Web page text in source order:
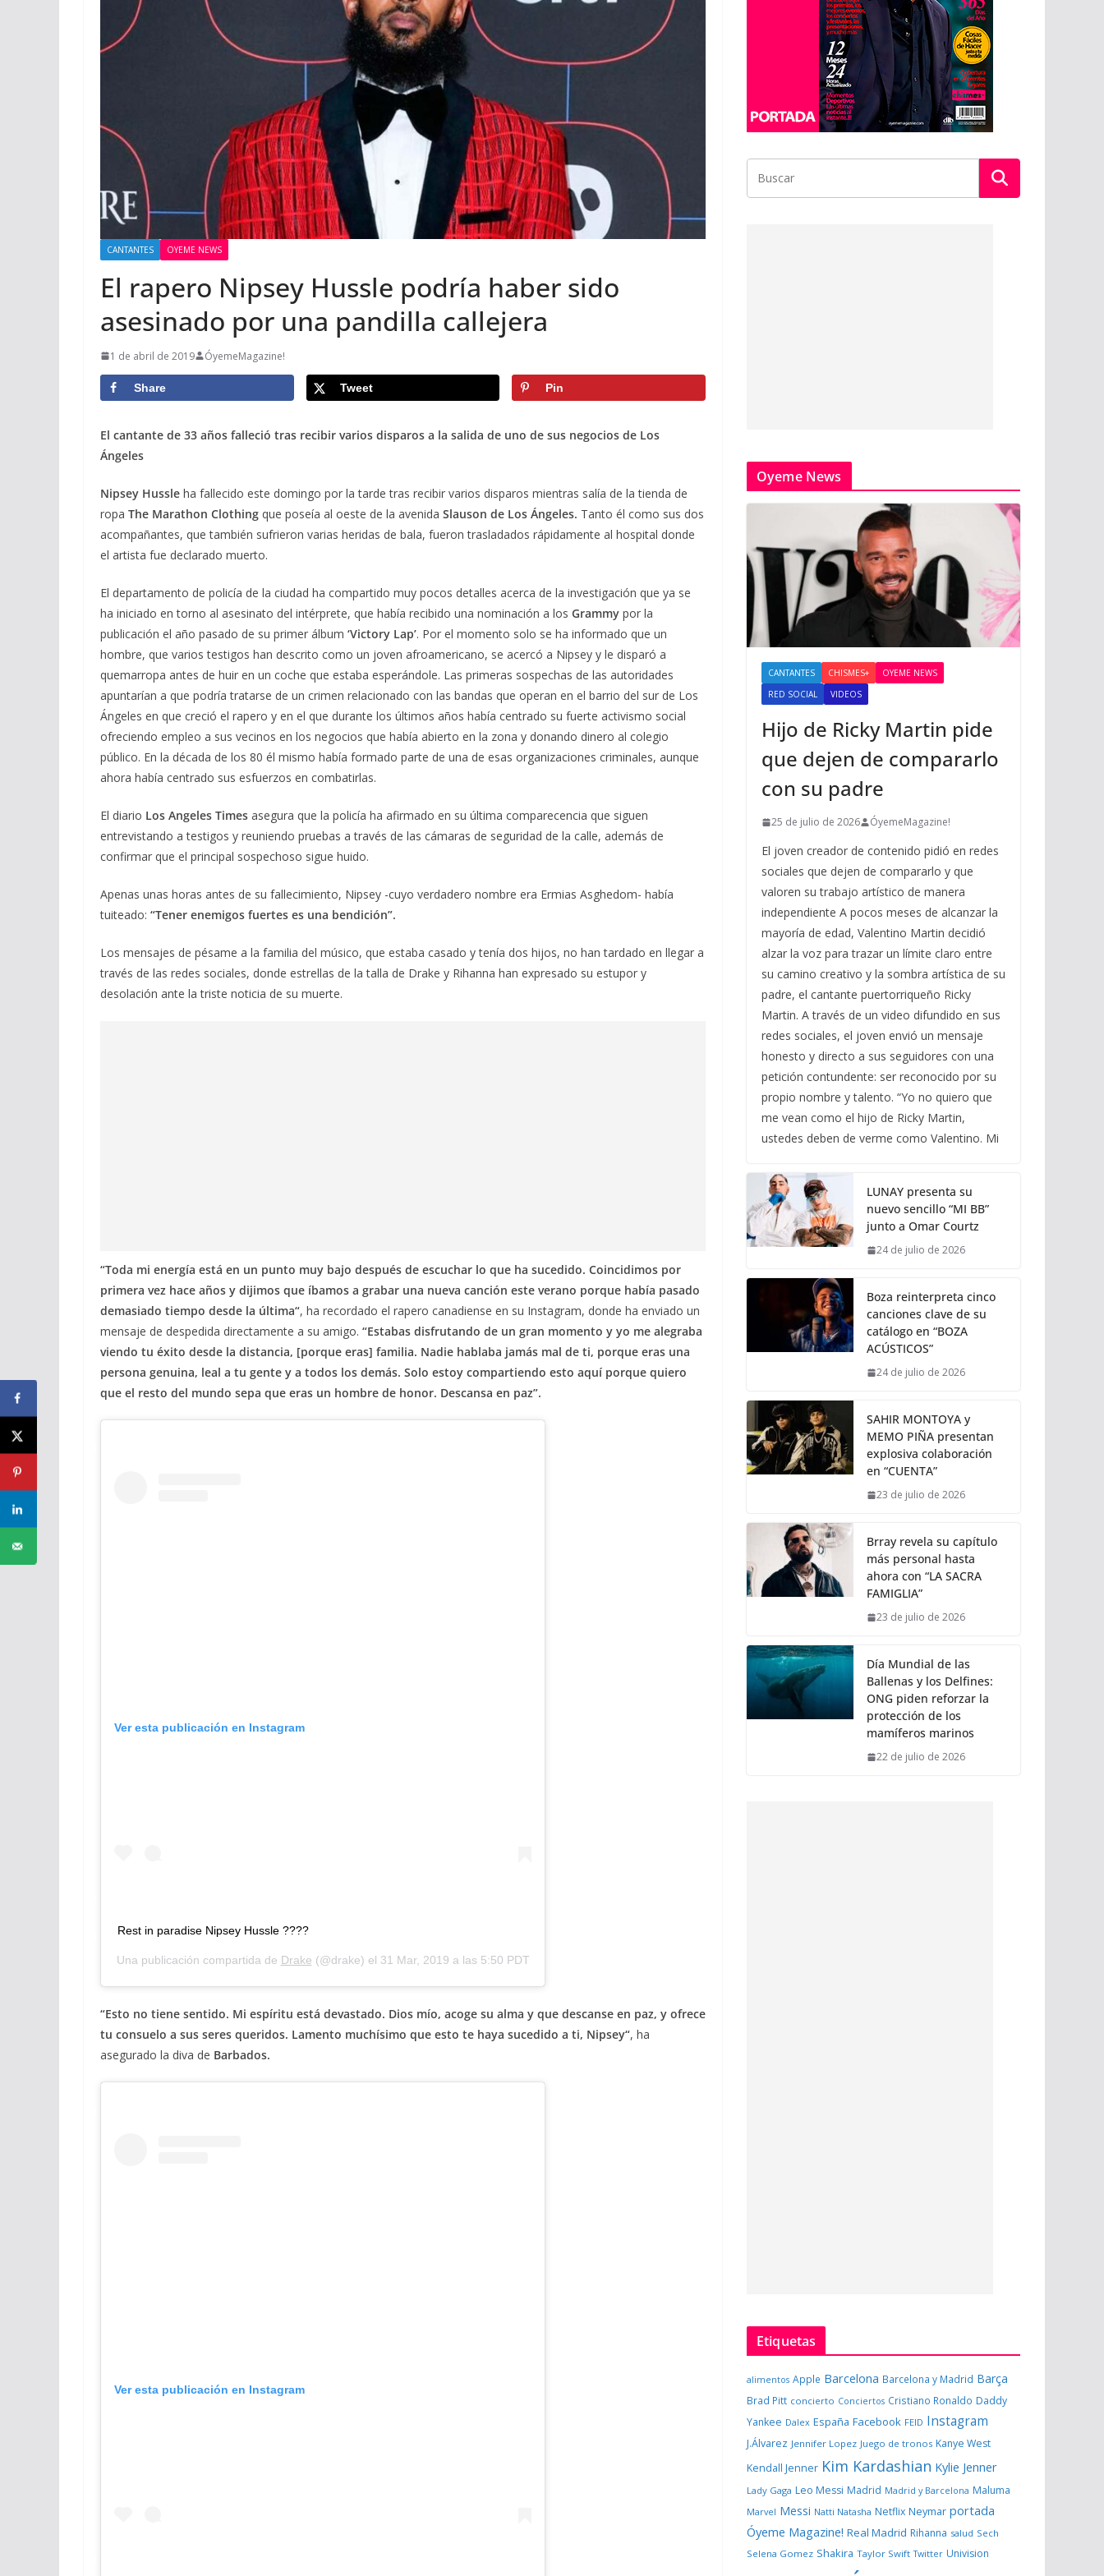
CANTANTES OYEME NEWS
El rapero Nipsey Hussle podría haber sido
asesinado por una pandilla callejera
1 de abril de 2019 ÓyemeMagazine!
Share Tweet Pin
El cantante de 33 años falleció tras recibir varios disparos a la salida de uno de sus negocios de Los
Ángeles
Nipsey Hussle ha fallecido este domingo por la tarde tras recibir varios disparos mientras salía de la tienda de
ropa The Marathon Clothing que poseía al oeste de la avenida Slauson de Los Ángeles. Tanto él como sus dos
acompañantes, que también sufrieron varias heridas de bala, fueron trasladados rápidamente al hospital donde
el artista fue declarado muerto.
El departamento de policía de la ciudad ha compartido muy pocos detalles acerca de la investigación que ya se
ha iniciado en torno al asesinato del intérprete, que había recibido una nominación a los Grammy por la
publicación el año pasado de su primer álbum ‘Victory Lap’. Por el momento solo se ha informado que un
hombre, que varios testigos han descrito como un joven afroamericano, se acercó a Nipsey y le disparó a
quemarropa antes de huir en un coche que estaba esperándole. Las primeras sospechas de las autoridades
apuntarían a que podría tratarse de un crimen relacionado con las bandas que operan en el barrio del sur de Los
Ángeles en que creció el rapero y en el que durante los últimos años había centrado su fuerte activismo social
ofreciendo empleo a sus vecinos en los negocios que había abierto en la zona y donando dinero al colegio
público. En la década de los 80 él mismo había formado parte de una de esas organizaciones criminales, aunque
ahora había centrado sus esfuerzos en combatirlas.
El diario Los Angeles Times asegura que la policía ha afirmado en su última comparecencia que siguen
entrevistando a testigos y reuniendo pruebas a través de las cámaras de seguridad de la calle, además de
confirmar que el principal sospechoso sigue huido.
Apenas unas horas antes de su fallecimiento, Nipsey -cuyo verdadero nombre era Ermias Asghedom- había
tuiteado: “Tener enemigos fuertes es una bendición”.
Los mensajes de pésame a la familia del músico, que estaba casado y tenía dos hijos, no han tardado en llegar a
través de las redes sociales, donde estrellas de la talla de Drake y Rihanna han expresado su estupor y
desolación ante la triste noticia de su muerte.
“Toda mi energía está en un punto muy bajo después de escuchar lo que ha sucedido. Coincidimos por
primera vez hace años y dijimos que íbamos a grabar una nueva canción este verano porque había pasado
demasiado tiempo desde la última“, ha recordado el rapero canadiense en su Instagram, donde ha enviado un
mensaje de despedida directamente a su amigo. “Estabas disfrutando de un gran momento y yo me alegraba
viendo tu éxito desde la distancia, [porque eras] familia. Nadie hablaba jamás mal de ti, porque eras una
persona genuina, leal a tu gente y a todos los demás. Solo estoy compartiendo esto aquí porque quiero
que el resto del mundo sepa que eras un hombre de honor. Descansa en paz”.
Ver esta publicación en Instagram
Rest in paradise Nipsey Hussle ????
Una publicación compartida de Drake (@drake) el 31 Mar, 2019 a las 5:50 PDT
“Esto no tiene sentido. Mi espíritu está devastado. Dios mío, acoge su alma y que descanse en paz, y ofrece
tu consuelo a sus seres queridos. Lamento muchísimo que esto te haya sucedido a ti, Nipsey“, ha
asegurado la diva de Barbados.
Ver esta publicación en Instagram
Oyeme News
CANTANTES CHISMES+
OYEME NEWS
RED SOCIAL
VIDEOS
Hijo de Ricky Martin pide
que dejen de compararlo
con su padre
25 de julio de 2026 ÓyemeMagazine!
El joven creador de contenido pidió en redes
sociales que dejen de compararlo y que
valoren su trabajo artístico de manera
independiente A pocos meses de alcanzar la
mayoría de edad, Valentino Martin decidió
alzar la voz para trazar un límite claro entre
su camino creativo y la sombra artística de su
padre, el cantante puertorriqueño Ricky
Martin. A través de un video difundido en sus
redes sociales, el joven envió un mensaje
honesto y directo a sus seguidores con una
petición contundente: ser reconocido por su
propio nombre y talento. “Yo no quiero que
me vean como el hijo de Ricky Martin,
ustedes deben de verme como Valentino. Mi
LUNAY presenta su
nuevo sencillo “MI BB”
junto a Omar Courtz
24 de julio de 2026
Boza reinterpreta cinco
canciones clave de su
catálogo en “BOZA
ACÚSTICOS”
24 de julio de 2026
SAHIR MONTOYA y
MEMO PIÑA presentan
explosiva colaboración
en “CUENTA”
23 de julio de 2026
Brray revela su capítulo
más personal hasta
ahora con “LA SACRA
FAMIGLIA”
23 de julio de 2026
Día Mundial de las
Ballenas y los Delfines:
ONG piden reforzar la
protección de los
mamíferos marinos
22 de julio de 2026
Etiquetas
alimentos Apple Barcelona Barcelona y Madrid Barça
Brad Pitt concierto Conciertos Cristiano Ronaldo Daddy
Yankee Dalex España Facebook FEID Instagram
J.Álvarez Jennifer Lopez Juego de tronos Kanye West
Kendall Jenner Kim Kardashian Kylie Jenner
Lady Gaga Leo Messi Madrid Madrid y Barcelona Maluma
Marvel Messi Natti Natasha Netflix Neymar portada
Óyeme Magazine! Real Madrid Rihanna salud Sech
Selena Gomez Shakira Taylor Swift Twitter Univision